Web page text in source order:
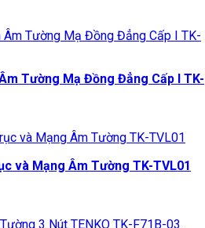
Tường Mạ Đồng Đẳng Cấp I TK-
và Mạng Âm Tường TK-TVL01